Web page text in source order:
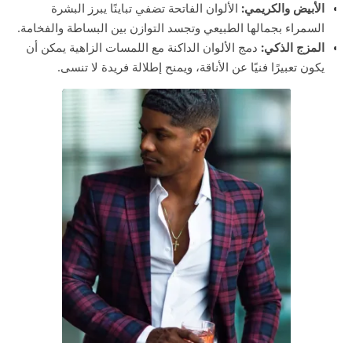
الأبيض والكريمي: الألوان الفاتحة تضفي تباينًا يبرز البشرة
السمراء بجمالها الطبيعي وتجسد التوازن بين البساطة والفخامة.
المزج الذكي: دمج الألوان الداكنة مع اللمسات الزاهية يمكن أن
يكون تعبيرًا فنيًا عن الأناقة، ويمنح إطلالة فريدة لا تنسى.